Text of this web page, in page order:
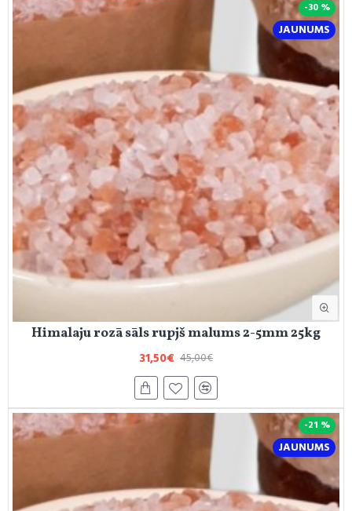
JAUNUMS
-30 %
Himalaju rozā sāls rupjš malums 2-5mm 25kg
31,50€ 45,00€
JAUNUMS
-21 %